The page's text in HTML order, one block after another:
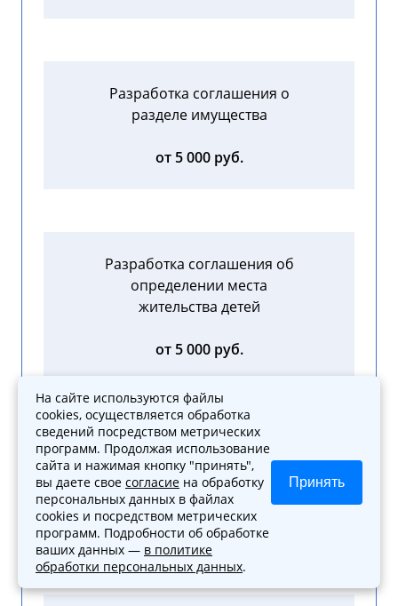
Разработка соглашения о
разделе имущества
от 5 000 руб.
Разработка соглашения об
определении места
жительства детей
от 5 000 руб.
Разработка соглашения о
порядке общения с детьми
от 5 000 руб.
На сайте используются файлы
cookies, осуществляется обработка
сведений посредством метрических
программ. Продолжая использование
сайта и нажимая кнопку "принять",
вы даете свое согласие на обработку
персональных данных в файлах
cookies и посредством метрических
программ. Подробности об обработке
ваших данных — в политике
обработки персональных данных.
Принять